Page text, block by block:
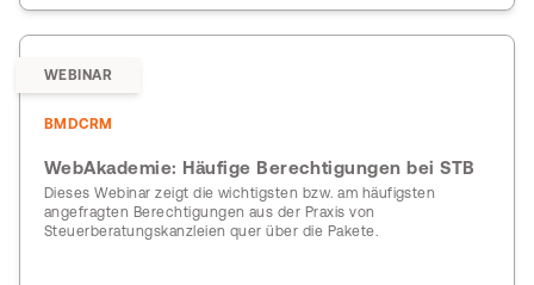
WEBINAR
BMDCRM
WebAkademie: Häufige Berechtigungen bei STB
Dieses Webinar zeigt die wichtigsten bzw. am häufigsten
angefragten Berechtigungen aus der Praxis von
Steuerberatungskanzleien quer über die Pakete.